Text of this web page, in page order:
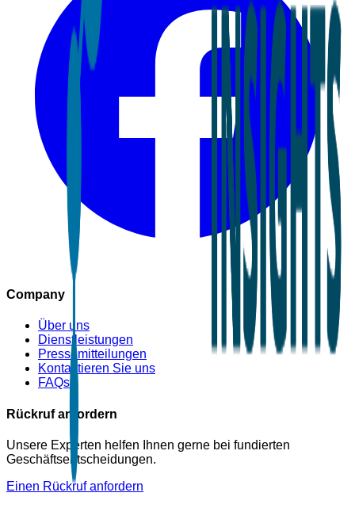
Company
Über uns
Dienstleistungen
Pressemitteilungen
Kontaktieren Sie uns
FAQs
Rückruf anfordern
Unsere Experten helfen Ihnen gerne bei fundierten
Geschäftsentscheidungen.
Einen Rückruf anfordern